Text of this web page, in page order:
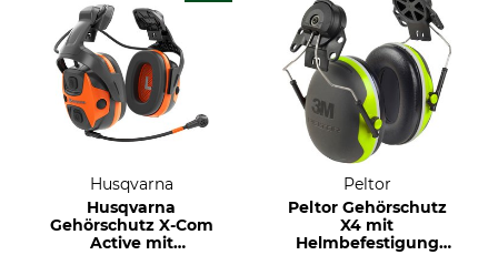
Husqvarna
Husqvarna
Gehörschutz X-Com
Active mit
Peltor
Peltor Gehörschutz
X4 mit
Helmbefestigung